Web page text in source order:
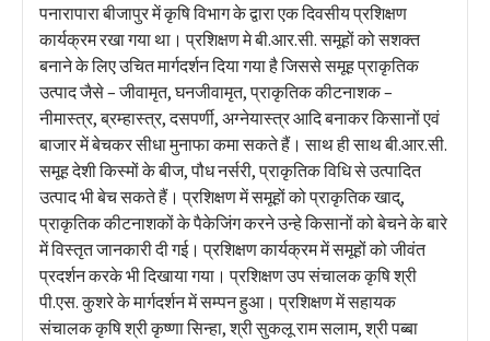
पनारापारा बीजापुर में कृषि विभाग के द्वारा एक दिवसीय प्रशिक्षण
कार्यक्रम रखा गया था। प्रशिक्षण मे बी.आर.सी. समूहों को सशक्त
बनाने के लिए उचित मार्गदर्शन दिया गया है जिससे समूह प्राकृतिक
उत्पाद जैसे – जीवामृत, घनजीवामृत, प्राकृतिक कीटनाशक –
नीमास्त्र, ब्रम्हास्त्र, दसपर्णी, अग्नेयास्त्र आदि बनाकर किसानों एवं
बाजार में बेचकर सीधा मुनाफा कमा सकते हैं। साथ ही साथ बी.आर.सी.
समूह देशी किस्मों के बीज, पौध नर्सरी, प्राकृतिक विधि से उत्पादित
उत्पाद भी बेच सकते हैं। प्रशिक्षण में समूहों को प्राकृतिक खाद्,
प्राकृतिक कीटनाशकों के पैकेजिंग करने उन्हे किसानों को बेचने के बारे
में विस्तृत जानकारी दी गई। प्रशिक्षण कार्यक्रम में समूहों को जीवंत
प्रदर्शन करके भी दिखाया गया। प्रशिक्षण उप संचालक कृषि श्री
पी.एस. कुशरे के मार्गदर्शन में सम्पन हुआ। प्रशिक्षण में सहायक
संचालक कृषि श्री कृष्णा सिन्हा, श्री सुकलू राम सलाम, श्री पब्बा